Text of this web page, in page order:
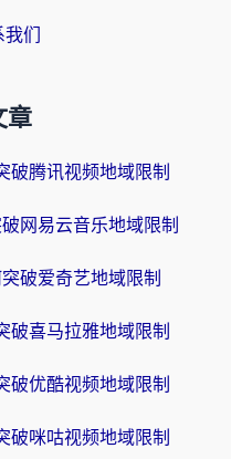
们
章
破腾讯视频地域限制
网易云音乐地域限制
破爱奇艺地域限制
破喜马拉雅地域限制
破优酷视频地域限制
破咪咕视频地域限制